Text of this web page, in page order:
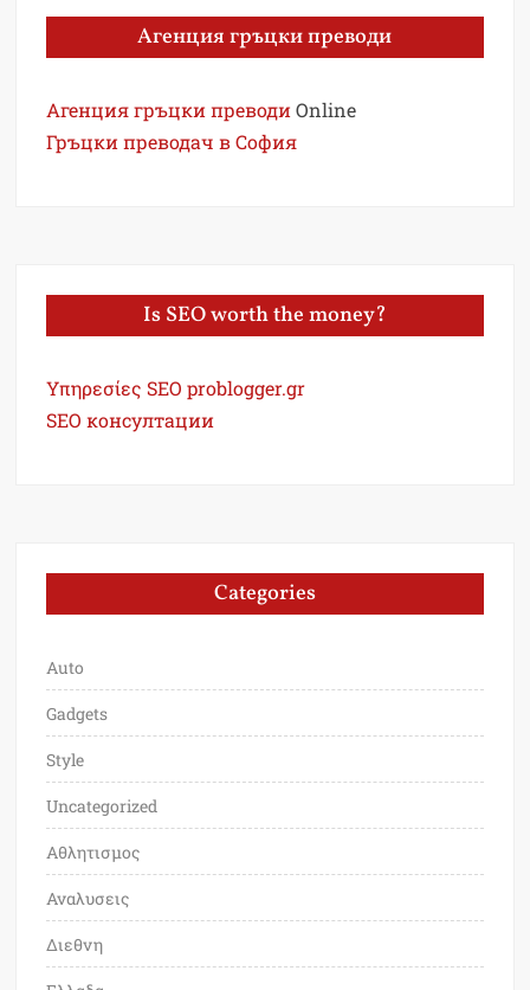
Агенция гръцки преводи
Агенция гръцки преводи Online
Гръцки преводач в София
Is SEO worth the money?
Υπηρεσίες SEO problogger.gr
SEO консултации
Categories
Auto
Gadgets
Style
Uncategorized
Αθλητισμος
Αναλυσεις
Διεθνη